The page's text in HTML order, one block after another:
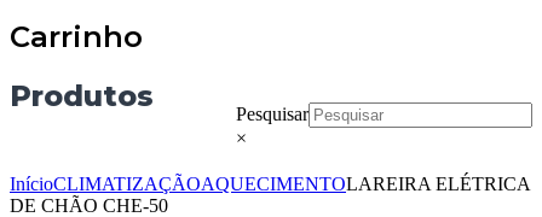
Carrinho
Pesquisar
×
Produtos
InícioCLIMATIZAÇÃOAQUECIMENTOLAREIRA ELÉTRICA
DE CHÃO CHE-50